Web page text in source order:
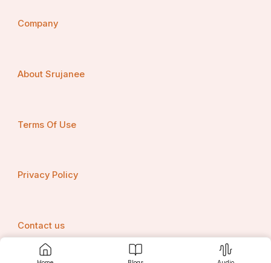
Company
About Srujanee
Terms Of Use
Privacy Policy
Contact us